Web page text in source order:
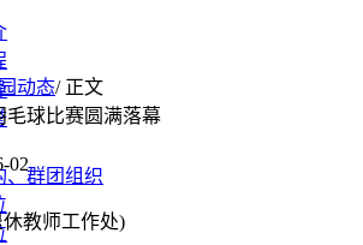
、群团组织
动态/ 正文
毛球比赛圆满落幕
02
教师工作处)